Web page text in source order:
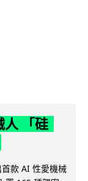
人 「硅
款 AI 性愛機械